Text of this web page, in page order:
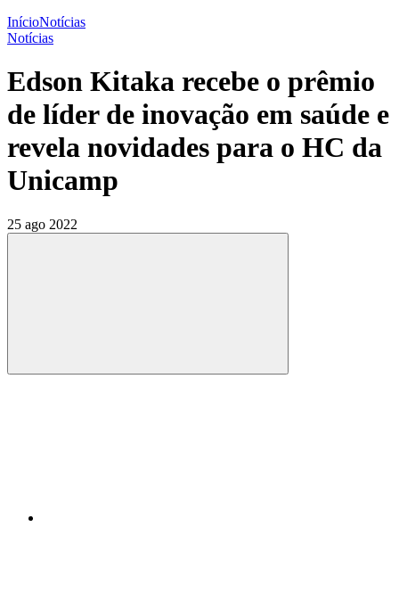
InícioNotícias
Notícias
Edson Kitaka recebe o prêmio
de líder de inovação em saúde e
revela novidades para o HC da
Unicamp
25 ago 2022
Compartilhar